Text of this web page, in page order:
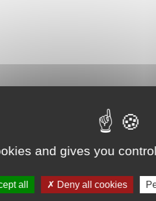
and gives you
all Deny all cookies